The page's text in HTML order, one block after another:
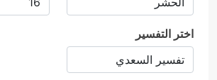
اختر التفسير